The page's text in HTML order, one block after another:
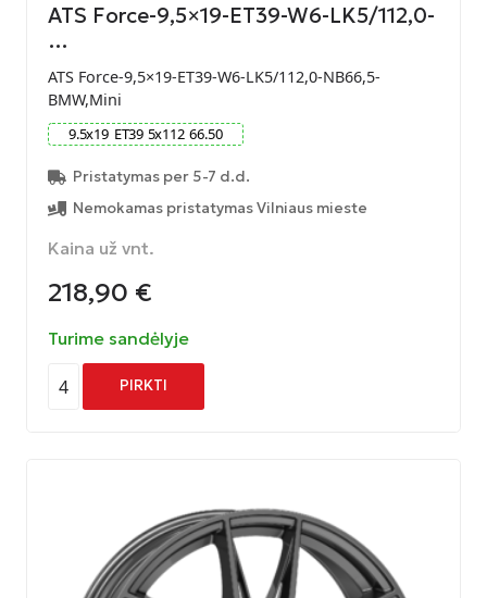
ATS Force-9,5×19-ET39-W6-LK5/112,0-
…
ATS Force-9,5×19-ET39-W6-LK5/112,0-NB66,5-
BMW,Mini
9.5x19 ET39 5x112 66.50
Pristatymas per 5-7 d.d.
Nemokamas pristatymas Vilniaus mieste
Kaina už vnt.
218,90 €
Turime sandėlyje
4 PIRKTI